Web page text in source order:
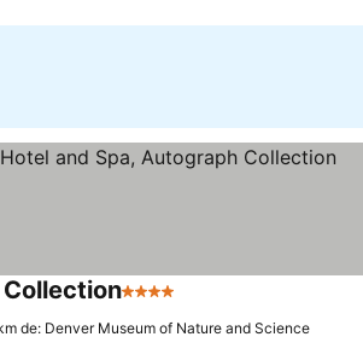
4 Estrellas
de: Denver Museum of Nature and Science